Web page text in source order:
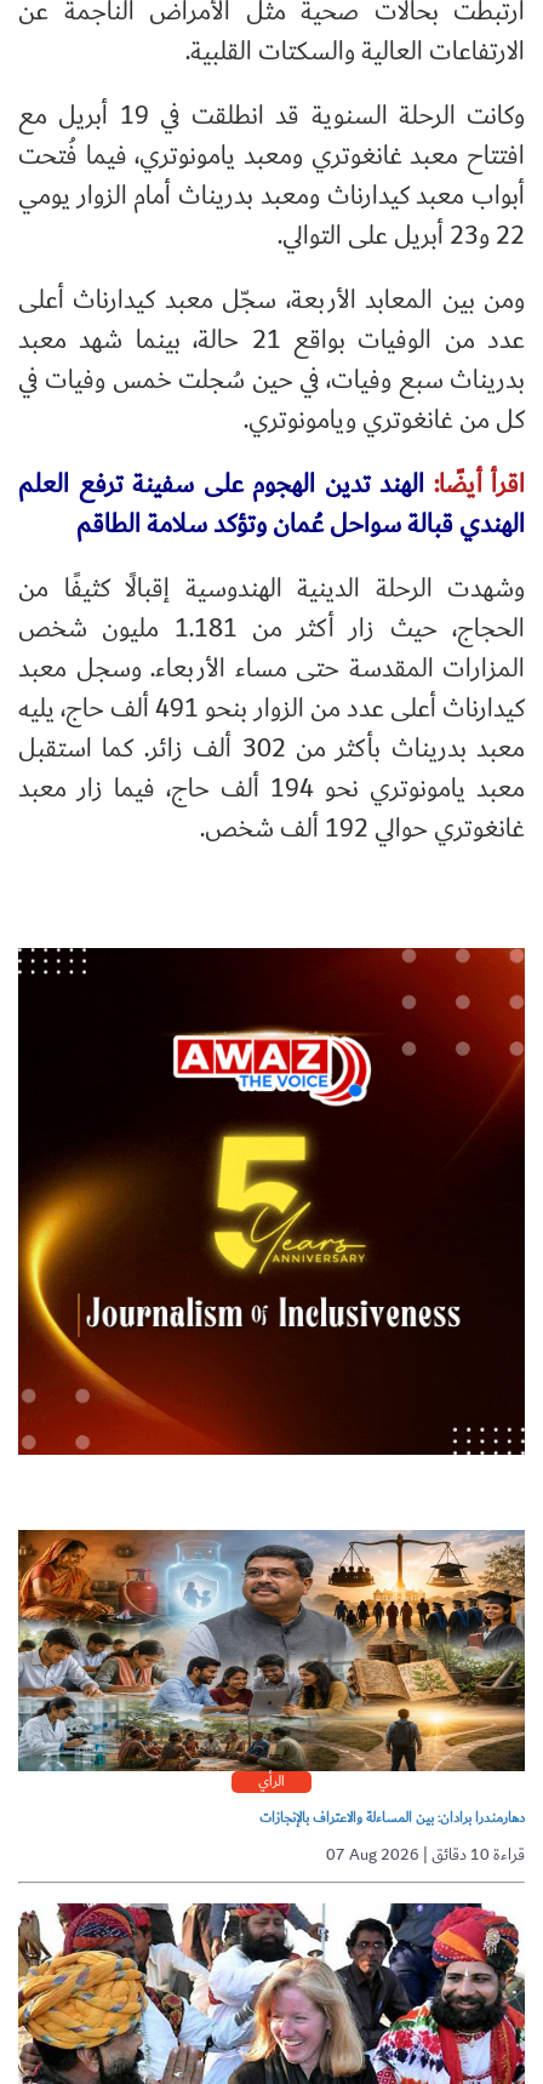
الرأي
دهارمندرا برادان: بين المساءلة والاعتراف بالإنجازات
07 Aug 2026 | قراءة 10 دقائق
ارتبطت بحالات صحية مثل الأمراض الناجمة عن
الارتفاعات العالية والسكتات القلبية.
وكانت الرحلة السنوية قد انطلقت في 19 أبريل مع
افتتاح معبد غانغوتري ومعبد يامونوتري، فيما فُتحت
أبواب معبد كيدارناث ومعبد بدريناث أمام الزوار يومي
22 و23 أبريل على التوالي
.
ومن بين المعابد الأربعة، سجّل معبد كيدارناث أعلى
عدد من الوفيات بواقع 21 حالة، بينما شهد معبد
بدريناث سبع وفيات، في حين سُجلت خمس وفيات في
كل من غانغوتري ويامونوتري.
اقرأ أيضًا: الهند تدين الهجوم على سفينة ترفع العلم
الهندي قبالة سواحل عُمان وتؤكد سلامة الطاقم
وشهدت الرحلة الدينية الهندوسية إقبالًا كثيفًا من
الحجاج، حيث زار أكثر من 1.181 مليون شخص
المزارات المقدسة حتى مساء الأربعاء. وسجل معبد
كيدارناث أعلى عدد من الزوار بنحو 491 ألف حاج، يليه
معبد بدريناث بأكثر من 302 ألف زائر. كما استقبل
معبد يامونوتري نحو 194 ألف حاج، فيما زار معبد
غانغوتري حوالي 192 ألف شخص.